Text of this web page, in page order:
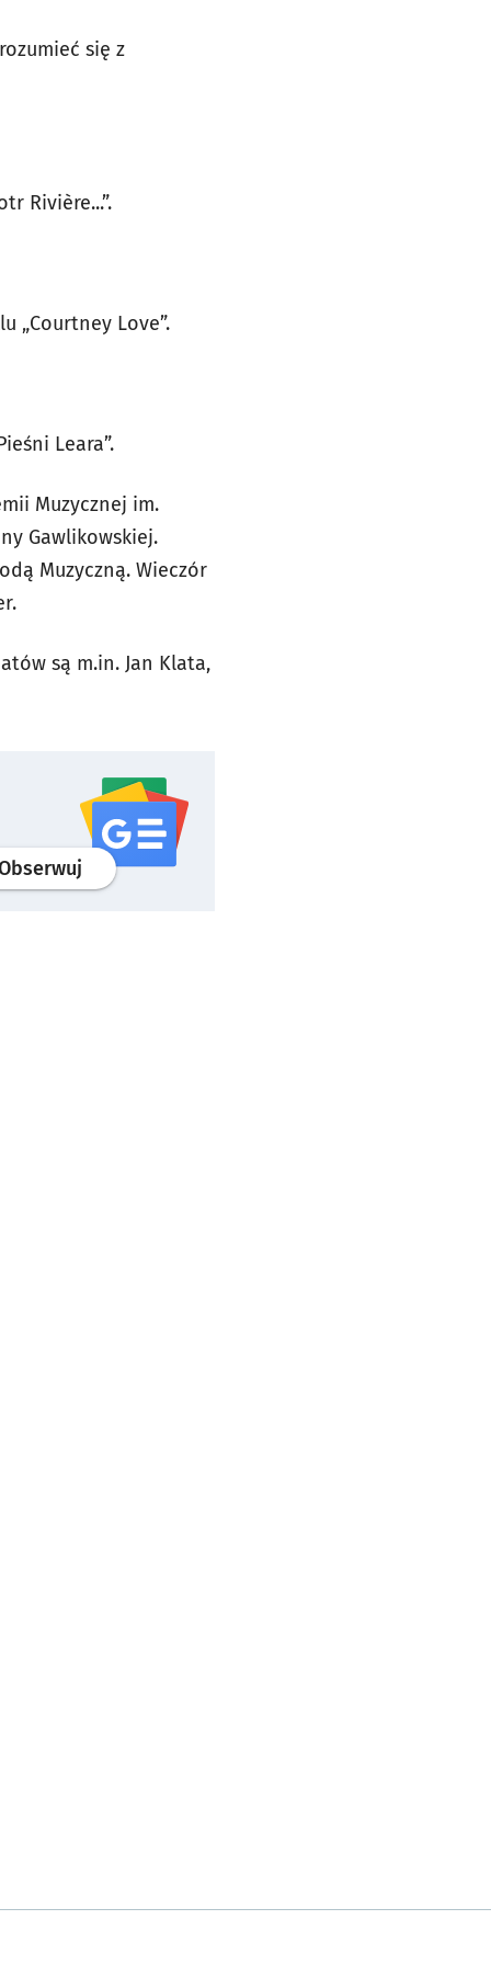
się z
Rivière...”.
„Courtney Love”.
Leara”.
Muzycznej im.
Gawlikowskiej.
Muzyczną. Wieczór
są m.in. Jan Klata,
profilgoogle news